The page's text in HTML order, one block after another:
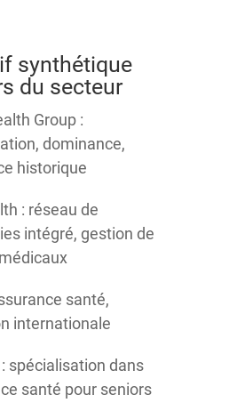
synthétique
du secteur
Group :
dominance,
historique
: réseau de
intégré, gestion de
santé,
internationale
spécialisation dans
santé pour seniors